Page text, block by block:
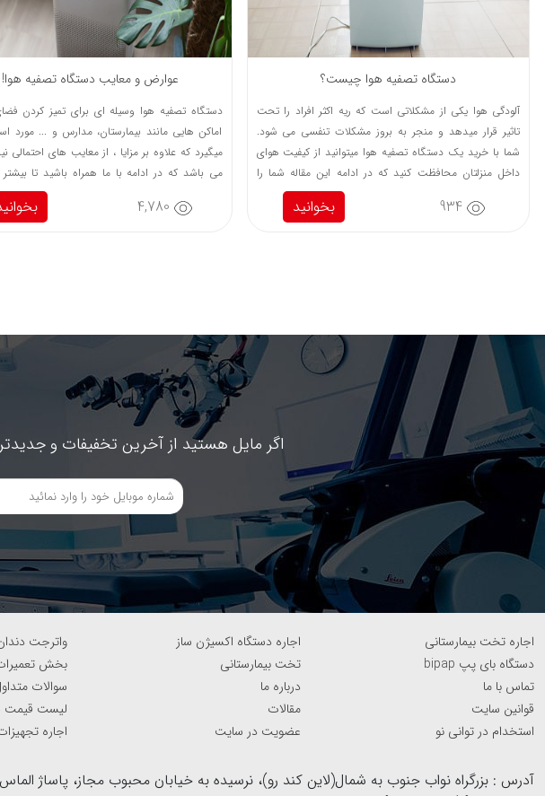
دستگاه تصفیه هوا چیست؟
آلودگی هوا یکی از مشکلاتی است که ریه اکثر افراد را تحت
تاثیر قرار میدهد و منجر به بروز مشکلات تنفسی می شود.
شما با خرید یک دستگاه تصفیه هوا میتوانید از کیفیت هوای
داخل منزلتان محافظت کنید که در ادامه این مقاله شما را
بیشتر با عملکرد، مزیت و انواع برندهای باکیفیت آشنا خواهیم
934 بخوانید
عوارض و معایب دستگاه تصفیه هوا!
دستگاه تصفیه هوا وسیله ای برای تمیز کردن
اماکن هایی مانند بیمارستان، مدارس و ... مورد
میگیرد که علاوه بر مزایا ، از معایب های احتمالی
می باشد که در ادامه با ما همراه باشید تا بیشتر
4,780
اگر مایل هستید از آخرین تخفیفات و
اجاره تخت بیمارستانی اجاره دستگاه اکسیژن ساز
واترجت
دستگاه بای پپ bipap
تخت بیمارستانی
بخش
تماس با ما
درباره ما
سوالات
قوانین سایت
مقالات
لیست قیمت
استخدام در توانی نو
عضویت در سایت اجاره